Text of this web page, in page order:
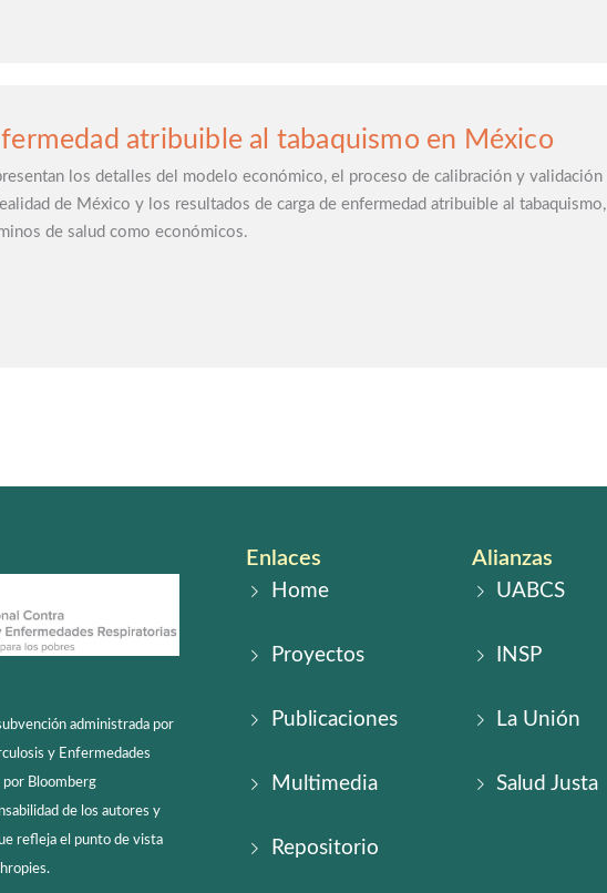
atribuible al tabaquismo en México
los detalles del modelo económico, el proceso de calibración y validación
de México y los resultados de carga de enfermedad atribuible al tabaquismo,
de salud como económicos.
administrada por
y Enfermedades
por Bloomberg
de los autores y
refleja el punto de vista
Enlaces
Home
Proyectos
Publicaciones
Multimedia
Repositorio
Alianzas
UABCS
INSP
La Unión
Salud Justa